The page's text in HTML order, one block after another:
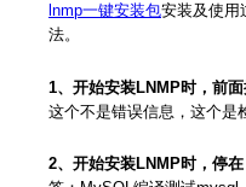
lnmp一键安装包安装及使用
法。
1、开始安装LNMP时，
这个不是错误信息，这个是
2、开始安装LNMP时，停